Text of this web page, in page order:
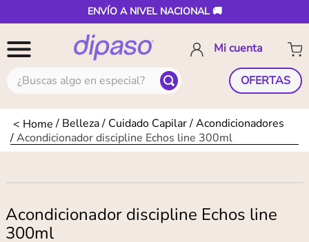
ENVÍO A NIVEL NACIONAL 🚚
¿Buscas algo en especial? OFERTAS
Belleza Cuidado Capilar Acondicionadores
Acondicionador discipline Echos line 300ml
Acondicionador discipline Echos line
300ml